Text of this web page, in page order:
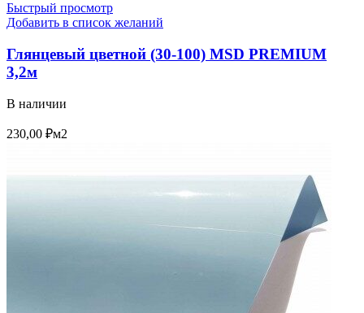
Быстрый просмотр
Добавить в список желаний
Глянцевый цветной (30-100) MSD PREMIUM
3,2м
В наличии
230,00 ₽м2